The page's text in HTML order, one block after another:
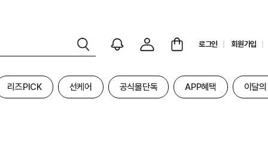
로그인 회원가입
리즈PICK 선케어 공식몰단독 APP혜택 이달